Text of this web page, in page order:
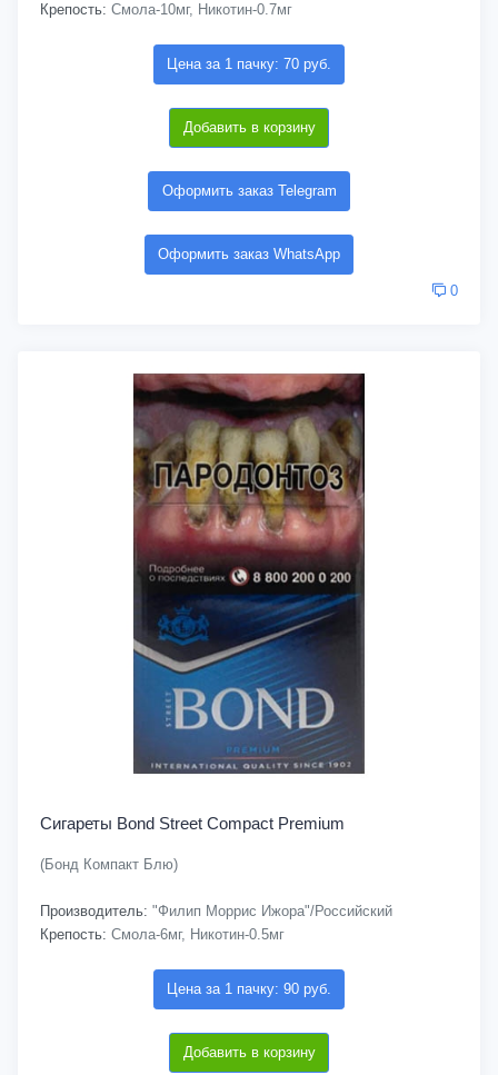
Крепость: Смола-10мг, Никотин-0.7мг
Цена за 1 пачку: 70 руб.
Добавить в корзину
Оформить заказ Telegram
Оформить заказ WhatsApp
0
Сигареты Bond Street Compact Premium
(Бонд Компакт Блю)
Производитель: "Филип Моррис Ижора"/Российский
Крепость: Смола-6мг, Никотин-0.5мг
Цена за 1 пачку: 90 руб.
Добавить в корзину